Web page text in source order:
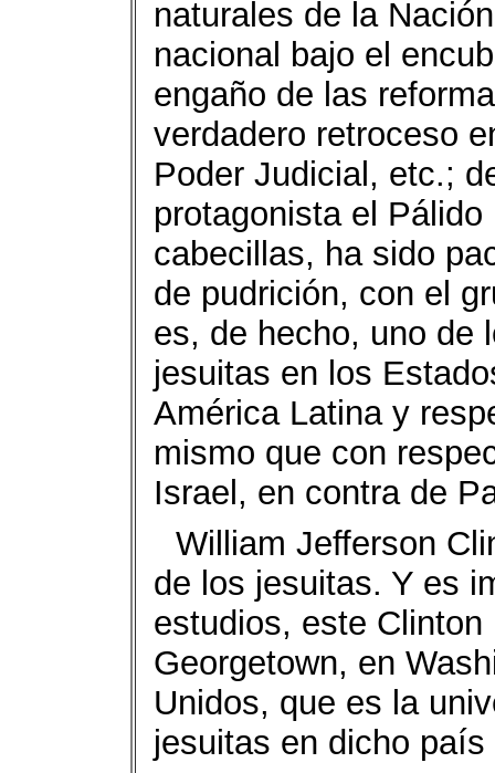
naturales de la
nacional bajo el
engaño de las
verdadero retroceso
Poder Judicial, etc.;
protagonista el
cabecillas, ha sido
de pudrición, con el
es, de hecho, uno de
jesuitas en los
América Latina y
mismo que con
Israel, en contra de
William Jefferson
de los jesuitas. Y es
estudios, este
Georgetown, en
Unidos, que es la
jesuitas en dicho